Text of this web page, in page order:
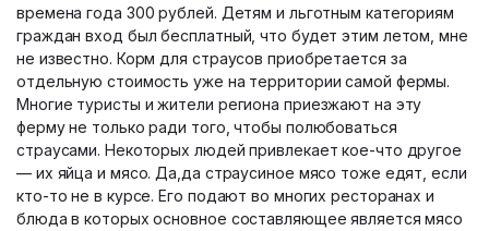
времена года 300 рублей. Детям и льготным категориям
граждан вход был бесплатный, что будет этим летом, мне
не известно. Корм для страусов приобретается за
отдельную стоимость уже на территории самой фермы.
Многие туристы и жители региона приезжают на эту
ферму не только ради того, чтобы полюбоваться
страусами. Некоторых людей привлекает кое-что другое
— их яйца и мясо. Да,да страусиное мясо тоже едят, если
кто-то не в курсе. Его подают во многих ресторанах и
блюда в которых основное составляющее является мясо